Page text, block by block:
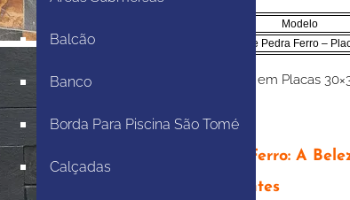
Balcão
Banco
Borda Para Piscina São Tomé
Calçadas
Modelo
Mosaico de Pedra Ferro –
* Modelo em Placas
Pedra Ferro: A
Ambientes